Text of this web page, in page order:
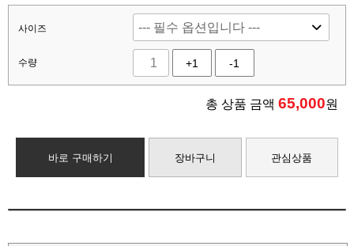
사이즈
수량 +1 -1
총 상품 금액 65,000원
바로 구매하기 장바구니 관심상품